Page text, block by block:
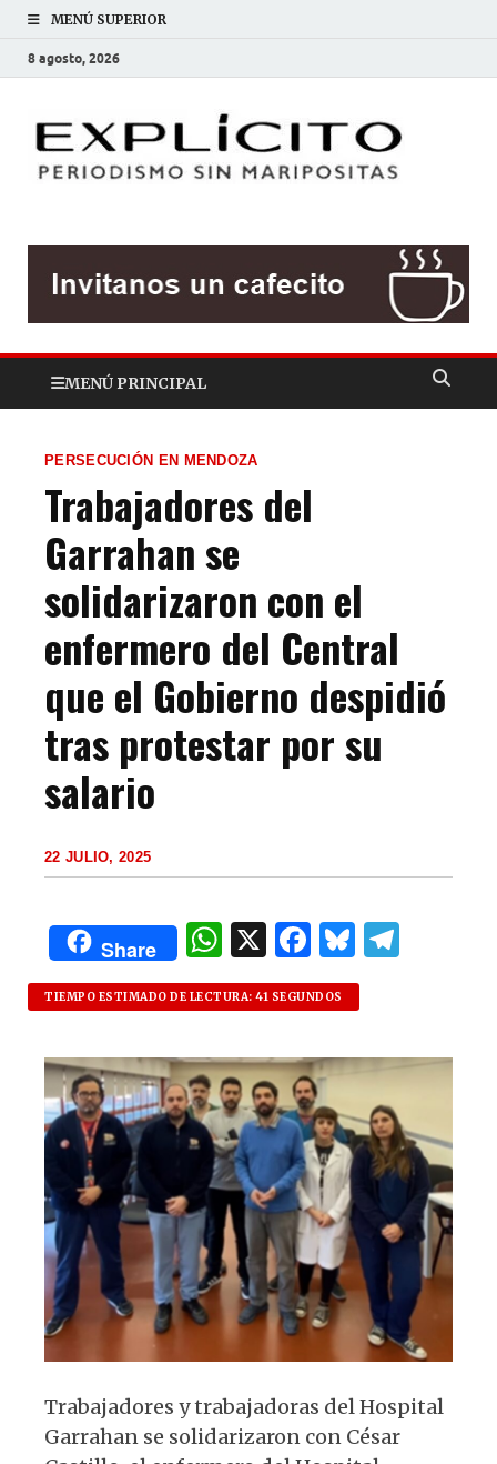
MENÚ SUPERIOR
8 agosto, 2026
MENÚ PRINCIPAL
PERSECUCIÓN EN MENDOZA
Trabajadores del
Garrahan se
solidarizaron con el
enfermero del Central
que el Gobierno despidió
tras protestar por su
salario
22 JULIO, 2025
Share
W
h
at
s
A
p
p
X F
a
c
e
b
o
o
k
B
lu
es
k
y
g
ra
m
TIEMPO ESTIMADO DE LECTURA: 41 SEGUNDOS
Trabajadores y trabajadoras del Hospital
Garrahan se solidarizaron con César